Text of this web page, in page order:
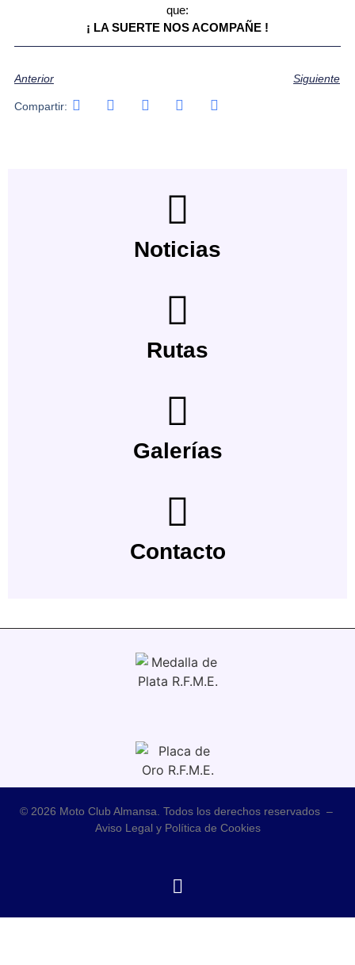
que:
¡ LA SUERTE NOS ACOMPAÑE !
Anterior Siguiente
Compartir:
Noticias
Rutas
Galerías
Contacto
© 2026 Moto Club Almansa. Todos los derechos reservados –
Aviso Legal y Política de Cookies